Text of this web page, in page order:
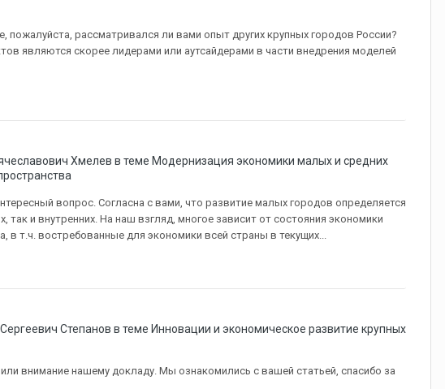
рассматривался ли вами опыт других крупных городов России?
являются скорее лидерами или аутсайдерами в части внедрения моделей
Хмелев в теме Модернизация экономики малых и средних
вопрос. Согласна с вами, что развитие малых городов определяется
и внутренних. На наш взгляд, многое зависит от состояния экономики
т.ч. востребованные для экономики всей страны в текущих...
Степанов в теме Инновации и экономическое развитие крупных
внимание нашему докладу. Мы ознакомились с вашей статьей, спасибо за